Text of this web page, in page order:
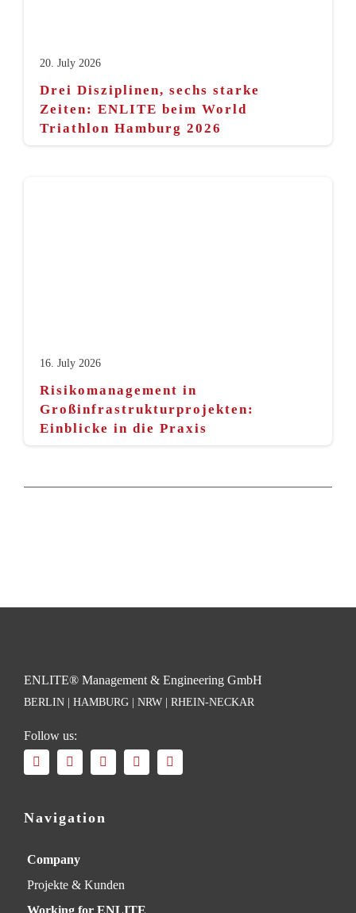
20. July 2026
Drei Disziplinen, sechs starke
Zeiten: ENLITE beim World
Triathlon Hamburg 2026
16. July 2026
Risikomanagement in
Großinfrastrukturprojekten:
Einblicke in die Praxis
ENLITE® Management & Engineering GmbH
BERLIN | HAMBURG | NRW | RHEIN-NECKAR
Follow us:
Navigation
Company
Projekte & Kunden
Working for ENLITE